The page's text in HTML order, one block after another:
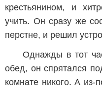
крестьянином, и
учить. Он сразу же
перстне, и решил
Однажды в тот
обед, он спрятался
комнате никого. А из-